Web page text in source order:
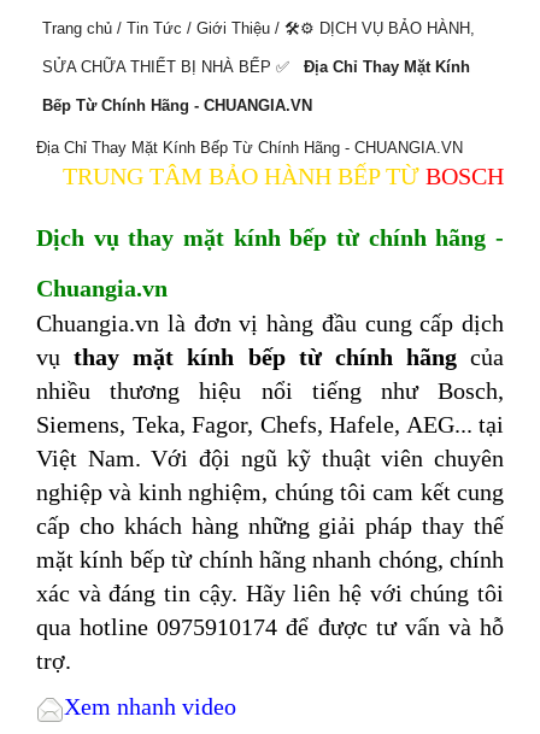
Trang chủ / Tin Tức / Giới Thiệu / 🛠️⚙️ DỊCH VỤ BẢO HÀNH,
SỬA CHỮA THIẾT BỊ NHÀ BẾP ✅️ Địa Chỉ Thay Mặt Kính
Bếp Từ Chính Hãng - CHUANGIA.VN
Địa Chỉ Thay Mặt Kính Bếp Từ Chính Hãng - CHUANGIA.VN
TRUNG TÂM BẢO HÀNH BẾP TỪ BOSCH
Dịch vụ thay mặt kính bếp từ chính hãng -
Chuangia.vn
Chuangia.vn là đơn vị hàng đầu cung cấp dịch
vụthay mặt kính bếp từ chính hãng của
nhiều thương hiệu nổi tiếng như Bosch,
Siemens, Teka, Fagor, Chefs, Hafele, AEG... tại
Việt Nam. Với đội ngũ kỹ thuật viên chuyên
nghiệp và kinh nghiệm, chúng tôi cam kết cung
cấp cho khách hàng những giải pháp thay thế
mặt kính bếp từ chính hãng nhanh chóng, chính
xác và đáng tin cậy. Hãy liên hệ với chúng tôi
qua hotline 0975910174 để được tư vấn và hỗ
trợ.
Xem nhanh video